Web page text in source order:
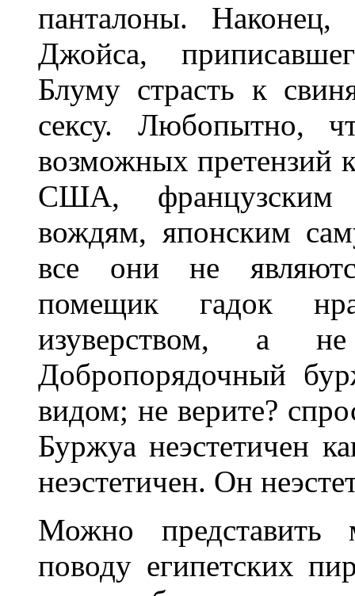
панталоны.
Джойса,
Блуму страсть к
сексу. Любопытно,
возможных претензий
США, французским
вождям, японским
все они не
помещик гадок
изуверством, а
Добропорядочный
видом; не верите?
Буржуа неэстетичен
неэстетичен. Он
Можно представить
поводу египетских